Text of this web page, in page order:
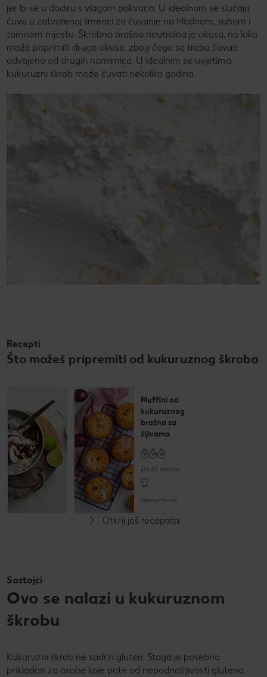
jer bi se u dodiru s vlagom pokvario. U idealnom se slučaju
čuva u zatvorenoj limenci za čuvanje na hladnom, suhom i
tamnom mjestu. Škrobno brašno neutralna je okusa, no lako
može poprimiti druge okuse, zbog čega se treba čuvati
odvojeno od drugih namirnica. U idealnim se uvjetima
kukuruzni škrob može čuvati nekoliko godina.
Recepti
Što možeš pripremiti od kukuruznog škroba
Puding od
riže
Do 60 minuta
Jednostavno
Muffini od
kukuruznog
brašna sa
šljivama
Do 60 minuta
Jednostavno
Otkrij još recepata
Sastojci
Ovo se nalazi u kukuruznom
škrobu
Kukuruzni škrob ne sadrži gluten. Stoga je posebno
prikladan za osobe koje pate od nepodnošljivosti glutena.